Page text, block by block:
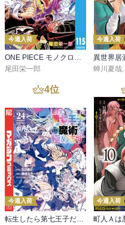
今週入荷
ONE PIECE モノクロ版 115
尾田栄一郎
今週入荷
蝉川夏哉,
4位
今週入荷 今週入荷